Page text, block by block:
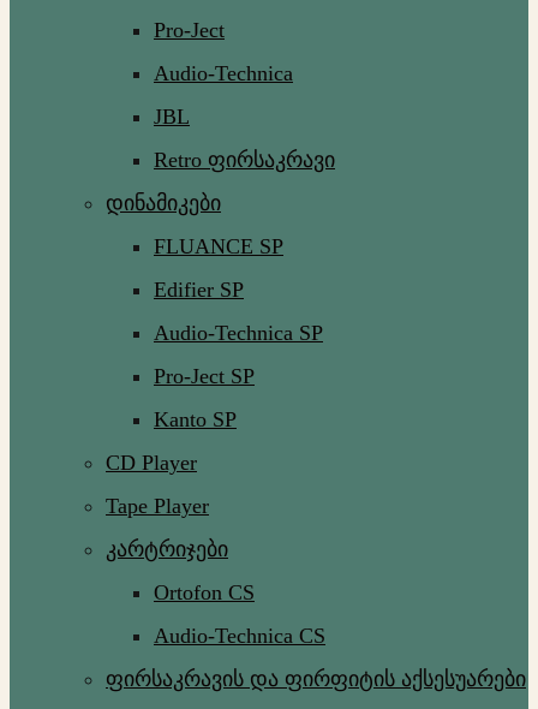
Pro-Ject
Audio-Technica
JBL
Retro ფირსაკრავი
დინამიკები
FLUANCE SP
Edifier SP
Audio-Technica SP
Pro-Ject SP
Kanto SP
CD Player
Tape Player
კარტრიჯები
Ortofon CS
Audio-Technica CS
ფირსაკრავის და ფირფიტის აქსესუარები